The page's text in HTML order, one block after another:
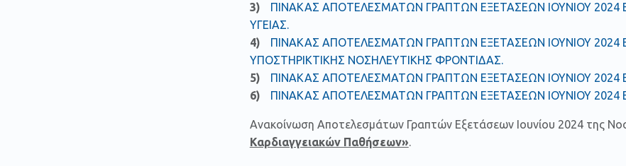
ΠΙΝΑΚΑΣ ΑΠΟΤΕΛΕΣΜΑΤΩΝ ΓΡΑΠΤΩΝ ΕΞΕΤΑΣΕΩΝ ΙΟΥΝΙΟΥ 2024
ΥΓΕΙΑΣ.
ΠΙΝΑΚΑΣ ΑΠΟΤΕΛΕΣΜΑΤΩΝ ΓΡΑΠΤΩΝ ΕΞΕΤΑΣΕΩΝ ΙΟΥΝΙΟΥ 2024
ΥΠΟΣΤΗΡΙΚΤΙΚΗΣ ΝΟΣΗΛΕΥΤΙΚΗΣ ΦΡΟΝΤΙΔΑΣ.
ΠΙΝΑΚΑΣ ΑΠΟΤΕΛΕΣΜΑΤΩΝ ΓΡΑΠΤΩΝ ΕΞΕΤΑΣΕΩΝ ΙΟΥΝΙΟΥ 2024
ΠΙΝΑΚΑΣ ΑΠΟΤΕΛΕΣΜΑΤΩΝ ΓΡΑΠΤΩΝ ΕΞΕΤΑΣΕΩΝ ΙΟΥΝΙΟΥ 2024
Ανακοίνωση Αποτελεσμάτων Γραπτών Εξετάσεων Ιουνίου 2024 της
Καρδιαγγειακών Παθήσεων».